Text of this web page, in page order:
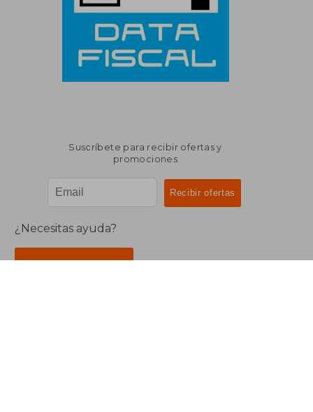
Suscríbete para recibir ofertas y
promociones
¿Necesitas ayuda?